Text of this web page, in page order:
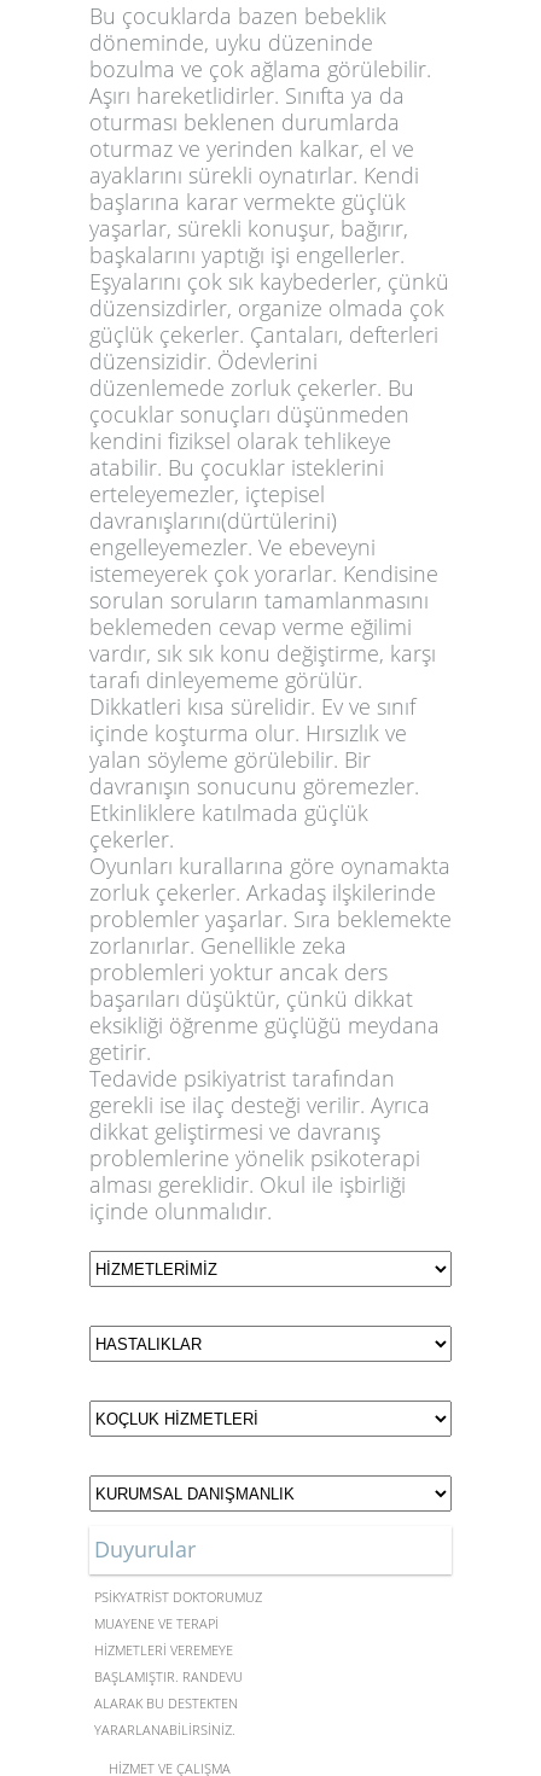
Bu çocuklarda bazen bebeklik
döneminde, uyku düzeninde
bozulma ve çok ağlama görülebilir.
Aşırı hareketlidirler. Sınıfta ya da
oturması beklenen durumlarda
oturmaz ve yerinden kalkar, el ve
ayaklarını sürekli oynatırlar. Kendi
başlarına karar vermekte güçlük
yaşarlar, sürekli konuşur, bağırır,
başkalarını yaptığı işi engellerler.
Eşyalarını çok sık kaybederler, çünkü
düzensizdirler, organize olmada çok
güçlük çekerler. Çantaları, defterleri
düzensizidir. Ödevlerini
düzenlemede zorluk çekerler. Bu
çocuklar sonuçları düşünmeden
kendini fiziksel olarak tehlikeye
atabilir. Bu çocuklar isteklerini
erteleyemezler, içtepisel
davranışlarını(dürtülerini)
engelleyemezler. Ve ebeveyni
istemeyerek çok yorarlar. Kendisine
sorulan soruların tamamlanmasını
beklemeden cevap verme eğilimi
vardır, sık sık konu değiştirme, karşı
tarafı dinleyememe görülür.
Dikkatleri kısa sürelidir. Ev ve sınıf
içinde koşturma olur. Hırsızlık ve
yalan söyleme görülebilir. Bir
davranışın sonucunu göremezler.
Etkinliklere katılmada güçlük
çekerler.
Oyunları kurallarına göre oynamakta
zorluk çekerler. Arkadaş ilşkilerinde
problemler yaşarlar. Sıra beklemekte
zorlanırlar. Genellikle zeka
problemleri yoktur ancak ders
başarıları düşüktür, çünkü dikkat
eksikliği öğrenme güçlüğü meydana
getirir.
Tedavide psikiyatrist tarafından
gerekli ise ilaç desteği verilir. Ayrıca
dikkat geliştirmesi ve davranış
problemlerine yönelik psikoterapi
alması gereklidir. Okul ile işbirliği
içinde olunmalıdır.
Duyurular
MERKEZİMİZDE UZMAN
PSİKYATRİST DOKTORUMUZ
MUAYENE VE TERAPİ
HİZMETLERİ VEREMEYE
BAŞLAMIŞTIR. RANDEVU
ALARAK BU DESTEKTEN
YARARLANABİLİRSİNİZ.
HİZMET VE ÇALIŞMA